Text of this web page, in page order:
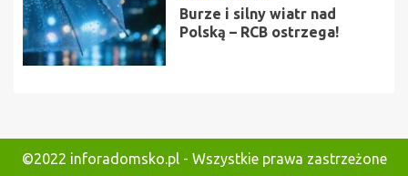
Burze i silny wiatr nad
Polską – RCB ostrzega!
©2022 inforadomsko.pl - Wszystkie prawa zastrzeżone